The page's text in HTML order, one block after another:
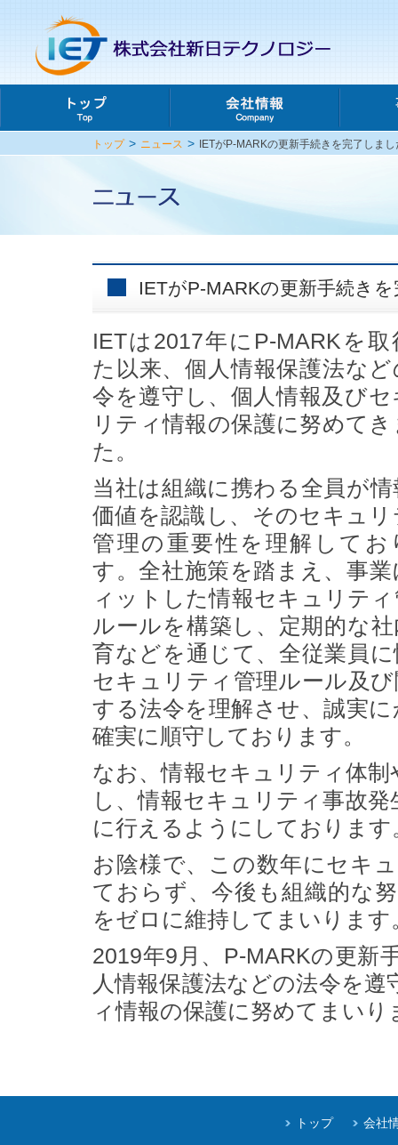
トップ > ニュース > IETがP-MARKの更新手続きを完了しまし
IETがP-MARKの更新手続き
IETは2017年にP-MARKを取
た以来、個人情報保護法など
令を遵守し、個人情報及びセ
リティ情報の保護に努めて
た。
当社は組織に携わる全員が情
価値を認識し、そのセキュリ
管理の重要性を理解してお
す。全社施策を踏まえ、事業
ィットした情報セキュリテ
ルールを構築し、定期的な社
育などを通じて、全従業員に
セキュリティ管理ルール及び
する法令を理解させ、誠実に
確実に順守しております。
なお、情報セキュリティ体
し、情報セキュリティ事故
に行えるようにしております
お陰様で、この数年にセキ
ておらず、今後も組織的な
をゼロに維持してまいります
2019年9月、P-MARKの更新
人情報保護法などの法令を
ィ情報の保護に努めてまいり
トップ 会社